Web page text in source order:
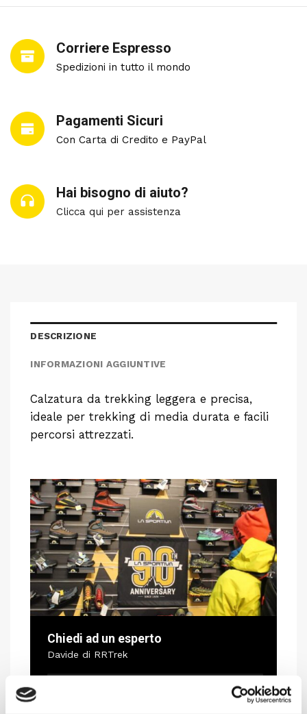
Corriere Espresso
Spedizioni in tutto il mondo
Pagamenti Sicuri
Con Carta di Credito e PayPal
Hai bisogno di aiuto?
Clicca qui per assistenza
Chiedi ad un esperto
Davide di RRTrek
DESCRIZIONE
INFORMAZIONI AGGIUNTIVE
Calzatura da trekking leggera e precisa,
ideale per trekking di media durata e facili
percorsi attrezzati.